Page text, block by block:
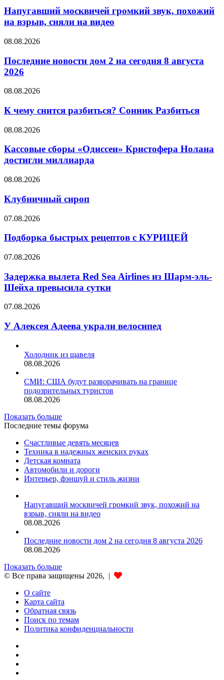
громкий
звук,
похожий
взрыв,
на
видео
Напугавший москвичей громкий звук, похожий
на взрыв, сняли на видео
Последние
дом
2
на
8
2026
08.08.2026
Последние новости дом 2 на сегодня 8 августа
2026
К
снится
разбиться?
Сонник
Разбиться
08.08.2026
К чему снится разбиться? Сонник Разбиться
Кассовые
«Одиссеи»
Нолана
миллиарда
08.08.2026
Кассовые сборы «Одиссеи» Кристофера Нолана
достигли миллиарда
Клубничный
08.08.2026
Клубничный сироп
Подборка
рецептов
КУРИЦЕЙ
07.08.2026
Подборка быстрых рецептов с КУРИЦЕЙ
Задержка
Red
Sea
Airlines
Шарм-
Шейха
сутки
07.08.2026
Задержка вылета Red Sea Airlines из Шарм-эль-
Шейха превысила сутки
У
Адеева
украли
07.08.2026
У Алексея Адеева украли велосипед
Холодник из щавеля
08.08.2026
СМИ: США будут разворачивать на границе
подозрительных туристов
08.08.2026
Показать больше
Последние темы форума
Счастливые девять месяцев
Техника в надежных женских руках
Детская комната
Автомобили и дороги
Интерьер, фэншуй и стиль жизни
Напугавший москвичей громкий звук, похожий на
взрыв, сняли на видео
08.08.2026
Последние новости дом 2 на сегодня 8 августа 2026
08.08.2026
Показать больше
© Все права защищены 2026, |
О сайте
Карта сайта
Обратная связь
Поиск по темам
Политика конфиденциальности